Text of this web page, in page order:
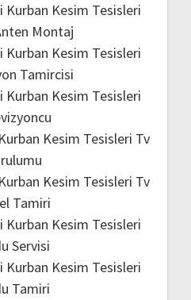
Kurban Kesim Tesisleri
Montaj
Kurban Kesim Tesisleri
Tamircisi
Kurban Kesim Tesisleri
Kesim Tesisleri Tv
Kesim Tesisleri Tv
Tamiri
Kurban Kesim Tesisleri
Servisi
Kurban Kesim Tesisleri
Tamiri